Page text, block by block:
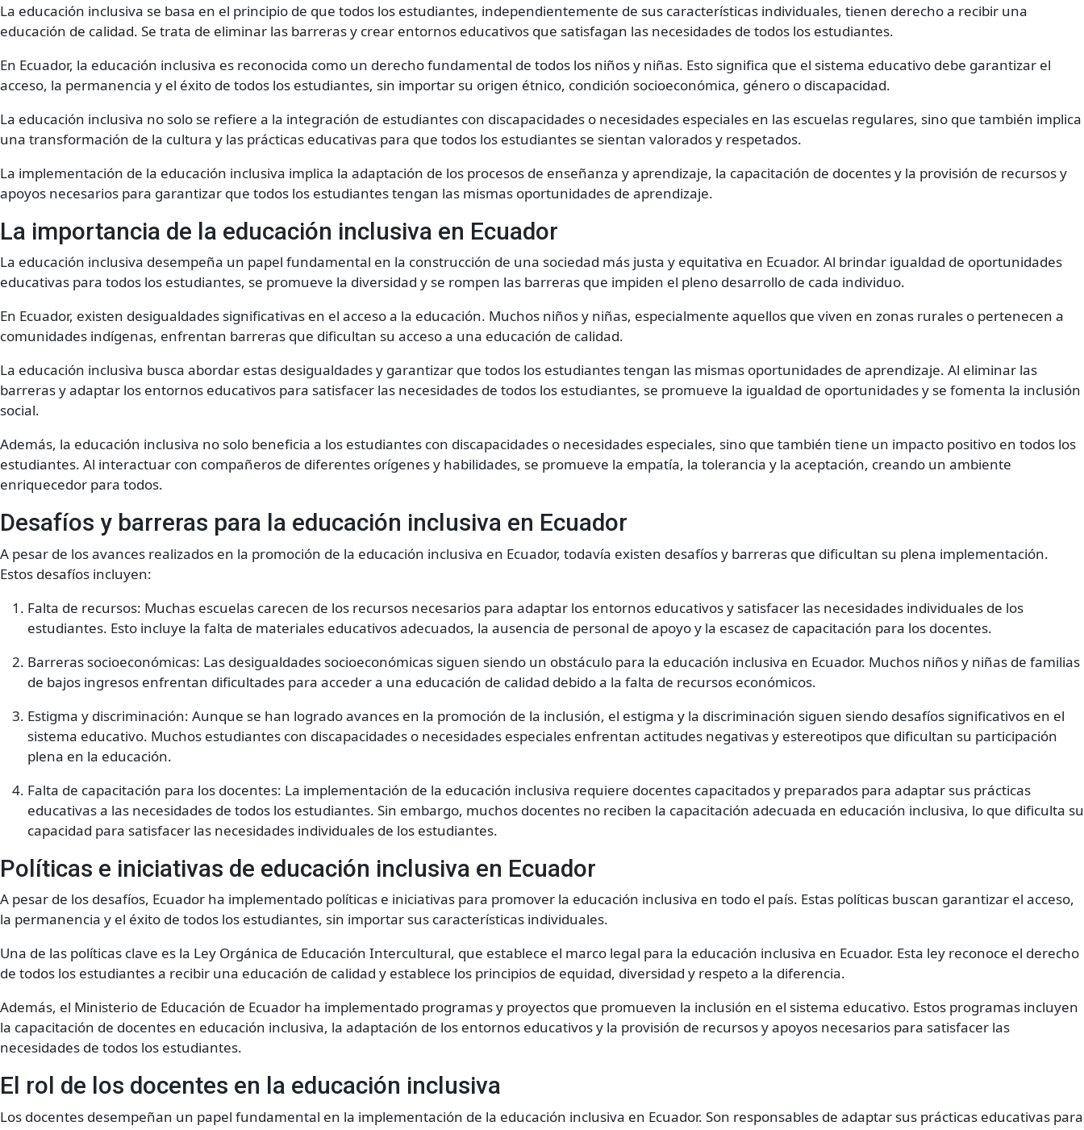
La educación inclusiva se basa en el principio de que todos los estudiantes, independientemente de sus características individuales, tienen derecho a recibir una
educación de calidad. Se trata de eliminar las barreras y crear entornos educativos que satisfagan las necesidades de todos los estudiantes.
En Ecuador, la educación inclusiva es reconocida como un derecho fundamental de todos los niños y niñas. Esto significa que el sistema educativo debe garantizar el
acceso, la permanencia y el éxito de todos los estudiantes, sin importar su origen étnico, condición socioeconómica, género o discapacidad.
La educación inclusiva no solo se refiere a la integración de estudiantes con discapacidades o necesidades especiales en las escuelas regulares, sino que también implica
una transformación de la cultura y las prácticas educativas para que todos los estudiantes se sientan valorados y respetados.
La implementación de la educación inclusiva implica la adaptación de los procesos de enseñanza y aprendizaje, la capacitación de docentes y la provisión de recursos y
apoyos necesarios para garantizar que todos los estudiantes tengan las mismas oportunidades de aprendizaje.
La importancia de la educación inclusiva en Ecuador
La educación inclusiva desempeña un papel fundamental en la construcción de una sociedad más justa y equitativa en Ecuador. Al brindar igualdad de oportunidades
educativas para todos los estudiantes, se promueve la diversidad y se rompen las barreras que impiden el pleno desarrollo de cada individuo.
En Ecuador, existen desigualdades significativas en el acceso a la educación. Muchos niños y niñas, especialmente aquellos que viven en zonas rurales o pertenecen a
comunidades indígenas, enfrentan barreras que dificultan su acceso a una educación de calidad.
La educación inclusiva busca abordar estas desigualdades y garantizar que todos los estudiantes tengan las mismas oportunidades de aprendizaje. Al eliminar las
barreras y adaptar los entornos educativos para satisfacer las necesidades de todos los estudiantes, se promueve la igualdad de oportunidades y se fomenta la inclusión
social.
Además, la educación inclusiva no solo beneficia a los estudiantes con discapacidades o necesidades especiales, sino que también tiene un impacto positivo en todos los
estudiantes. Al interactuar con compañeros de diferentes orígenes y habilidades, se promueve la empatía, la tolerancia y la aceptación, creando un ambiente
enriquecedor para todos.
Desafíos y barreras para la educación inclusiva en Ecuador
A pesar de los avances realizados en la promoción de la educación inclusiva en Ecuador, todavía existen desafíos y barreras que dificultan su plena implementación.
Estos desafíos incluyen:
Falta de recursos: Muchas escuelas carecen de los recursos necesarios para adaptar los entornos educativos y satisfacer las necesidades individuales de los
estudiantes. Esto incluye la falta de materiales educativos adecuados, la ausencia de personal de apoyo y la escasez de capacitación para los docentes.
Barreras socioeconómicas: Las desigualdades socioeconómicas siguen siendo un obstáculo para la educación inclusiva en Ecuador. Muchos niños y niñas de familias
de bajos ingresos enfrentan dificultades para acceder a una educación de calidad debido a la falta de recursos económicos.
Estigma y discriminación: Aunque se han logrado avances en la promoción de la inclusión, el estigma y la discriminación siguen siendo desafíos significativos en el
sistema educativo. Muchos estudiantes con discapacidades o necesidades especiales enfrentan actitudes negativas y estereotipos que dificultan su participación
plena en la educación.
Falta de capacitación para los docentes: La implementación de la educación inclusiva requiere docentes capacitados y preparados para adaptar sus prácticas
educativas a las necesidades de todos los estudiantes. Sin embargo, muchos docentes no reciben la capacitación adecuada en educación inclusiva, lo que dificulta su
capacidad para satisfacer las necesidades individuales de los estudiantes.
Políticas e iniciativas de educación inclusiva en Ecuador
A pesar de los desafíos, Ecuador ha implementado políticas e iniciativas para promover la educación inclusiva en todo el país. Estas políticas buscan garantizar el acceso,
la permanencia y el éxito de todos los estudiantes, sin importar sus características individuales.
Una de las políticas clave es la Ley Orgánica de Educación Intercultural, que establece el marco legal para la educación inclusiva en Ecuador. Esta ley reconoce el derecho
de todos los estudiantes a recibir una educación de calidad y establece los principios de equidad, diversidad y respeto a la diferencia.
Además, el Ministerio de Educación de Ecuador ha implementado programas y proyectos que promueven la inclusión en el sistema educativo. Estos programas incluyen
la capacitación de docentes en educación inclusiva, la adaptación de los entornos educativos y la provisión de recursos y apoyos necesarios para satisfacer las
necesidades de todos los estudiantes.
El rol de los docentes en la educación inclusiva
Los docentes desempeñan un papel fundamental en la implementación de la educación inclusiva en Ecuador. Son responsables de adaptar sus prácticas educativas para